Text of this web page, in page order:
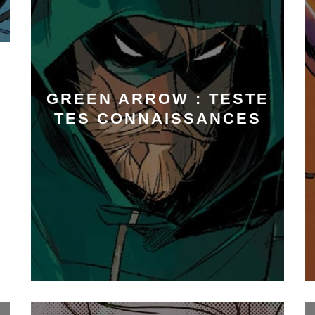
GREEN ARROW : TESTE
TES CONNAISSANCES